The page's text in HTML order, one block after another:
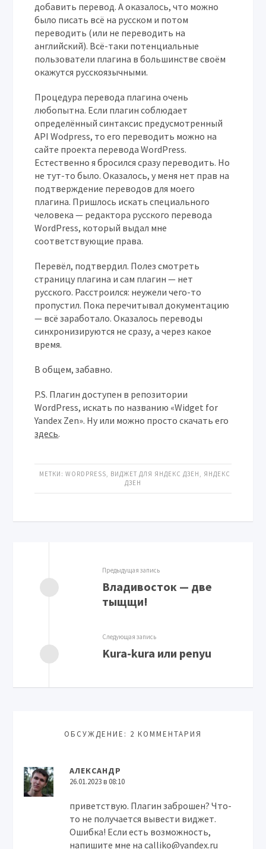
добавить перевод. А оказалось, что можно
было писать всё на русском и потом
переводить (или не переводить на
английский). Всё-таки потенциальные
пользователи плагина в большинстве своём
окажутся русскоязычными.
Процедура перевода плагина очень
любопытна. Если плагин соблюдает
определённый синтаксис предусмотренный
API Wodpress, то его переводить можно на
сайте проекта перевода WordPress.
Естественно я бросился сразу переводить. Но
не тут-то было. Оказалось, у меня нет прав на
подтверждение переводов для моего
плагина. Пришлось искать специального
человека — редактора русского перевода
WordPress, который выдал мне
соответствующие права.
Перевёл, подтвердил. Полез смотреть
страницу плагина и сам плагин — нет
русского. Расстроился: неужели чего-то
пропустил. Пока перечитывал документацию
— всё заработало. Оказалось переводы
синхронизируются не сразу, а через какое
время.
В общем, забавно.
P.S. Плагин доступен в репозитории
WordPress, искать по названию «Widget for
Yandex Zen». Ну или можно просто скачать его
здесь.
МЕТКИ: WORDPRESS, ВИДЖЕТ ДЛЯ ЯНДЕКС ДЗЕН , ЯНДЕКС
ДЗЕН
Предыдущая запись
Владивосток — две
тыщщи!
Следующая запись
Kura-kura или penyu
ОБСУЖДЕНИЕ: 2 КОММЕНТАРИЯ
АЛЕКСАНДР
26.01.2023 в 08:10
приветствую. Плагин заброшен? Что-
то не получается вывести виджет.
Ошибка! Если есть возможность,
напишите мне наcalliko@yandex.ru